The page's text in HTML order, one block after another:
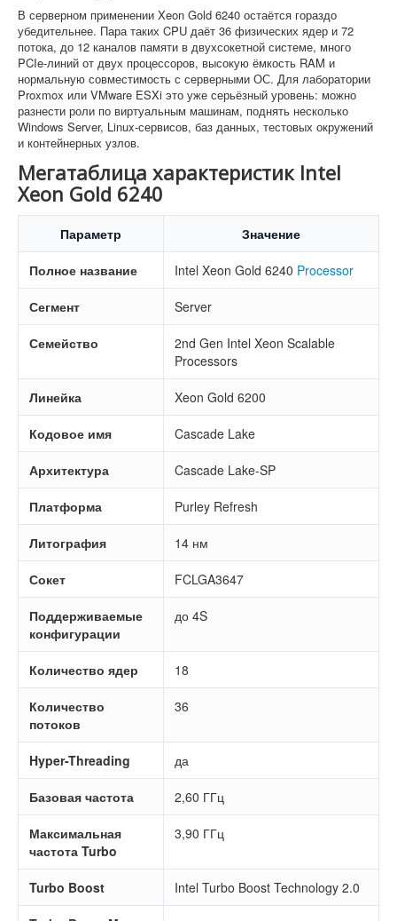
В серверном применении Xeon Gold 6240 остаётся гораздо
убедительнее. Пара таких CPU даёт 36 физических ядер и 72
потока, до 12 каналов памяти в двухсокетной системе, много
PCIe-линий от двух процессоров, высокую ёмкость RAM и
нормальную совместимость с серверными ОС. Для лаборатории
Proxmox или VMware ESXi это уже серьёзный уровень: можно
разнести роли по виртуальным машинам, поднять несколько
Windows Server, Linux-сервисов, баз данных, тестовых окружений
и контейнерных узлов.
Мегатаблица характеристик Intel
Xeon Gold 6240
Параметр Значение
Полное название Intel Xeon Gold 6240 Processor
Сегмент Server
Семейство
2nd Gen Intel Xeon Scalable
Processors
Линейка Xeon Gold 6200
Кодовое имя Cascade Lake
Архитектура Cascade Lake-SP
Платформа Purley Refresh
Литография 14 нм
Сокет FCLGA3647
Поддерживаемые
конфигурации
до 4S
Количество ядер 18
Количество
потоков
36
Hyper-Threading да
Базовая частота 2,60 ГГц
Максимальная
частота Turbo
3,90 ГГц
Turbo Boost Intel Turbo Boost Technology 2.0